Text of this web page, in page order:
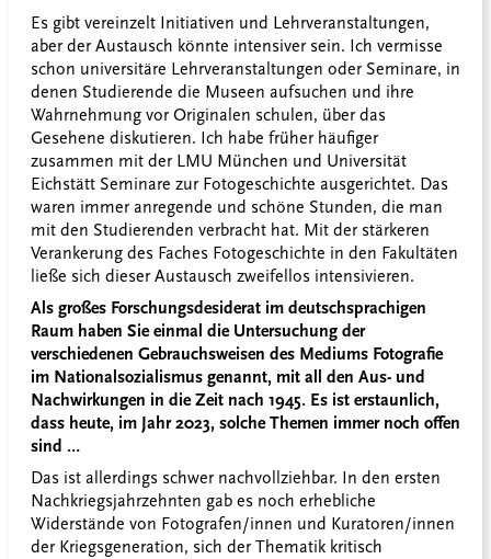
Es gibt vereinzelt Initiativen und Lehrveranstaltungen,
aber der Austausch könnte intensiver sein. Ich vermisse
schon universitäre Lehrveranstaltungen oder Seminare, in
denen Studierende die Museen aufsuchen und ihre
Wahrnehmung vor Originalen schulen, über das
Gesehene diskutieren. Ich habe früher häufiger
zusammen mit der LMU München und Universität
Eichstätt Seminare zur Fotogeschichte ausgerichtet. Das
waren immer anregende und schöne Stunden, die man
mit den Studierenden verbracht hat. Mit der stärkeren
Verankerung des Faches Fotogeschichte in den Fakultäten
ließe sich dieser Austausch zweifellos intensivieren.
Als großes Forschungsdesiderat im deutschsprachigen
Raum haben Sie einmal die Untersuchung der
verschiedenen Gebrauchsweisen des Mediums Fotografie
im Nationalsozialismus genannt, mit all den Aus- und
Nachwirkungen in die Zeit nach 1945. Es ist erstaunlich,
dass heute, im Jahr 2023, solche Themen immer noch offen
sind …
Das ist allerdings schwer nachvollziehbar. In den ersten
Nachkriegsjahrzehnten gab es noch erhebliche
Widerstände von Fotografen/innen und Kuratoren/innen
der Kriegsgeneration, sich der Thematik kritisch